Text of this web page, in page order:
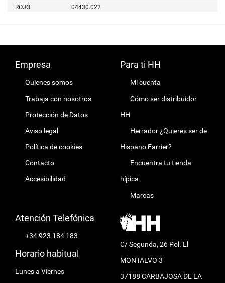
ROJO
04430.022
Empresa
Quienes somos
Trabaja con nosotros
Protección de Datos
Aviso legal
Política de cookies
Contacto
Accesibilidad
Para ti HH
Mi cuenta
Cómo ser distribuidor
HH
Herrador ¿Quieres ser de
Hispano Farrier?
Encuentra tu tienda
hípica
Marcas
Atención Telefónica
+34 923 184 183
Horario habitual
Lunes a Viernes
C/ Segunda, 26 Pol. El
MONTALVO 3
37188 CARBAJOSA DE LA